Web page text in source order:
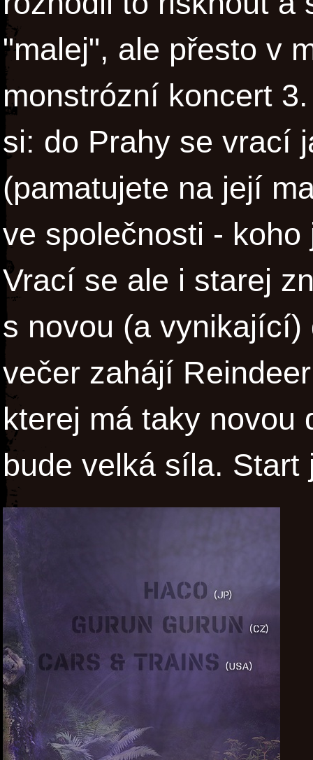
"malej", ale přesto v
monstrózní koncert
si: do Prahy se vrací
(pamatujete na její
ve společnosti -
Vrací se ale i starej
s novou (a
večer zahájí
kterej má taky novou
bude velká síla.